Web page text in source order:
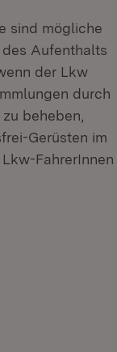
sind mögliche
Aufenthalts
der Lkw
durch
beheben,
Gerüsten im
FahrerInnen